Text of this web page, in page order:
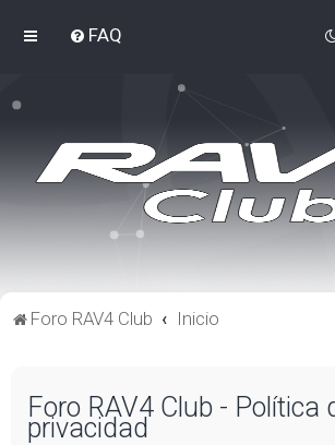
FAQ
Foro RAV4 Club Inicio
Foro RAV4 Club - Política
privacidad